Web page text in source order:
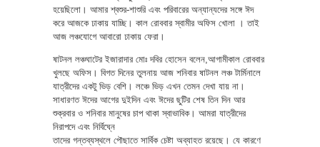
হয়েছিলো। আমার শ্বশুর-শাশুরি এবং পরিবারের অন্যান্যদের সঙ্গে ঈদ
করে আজকে ঢাকায় যাচ্ছি। কাল রোববার স্বামীর অফিস খোলা । তাই
আজ লঞ্চযোগে আবারো ঢাকায় ফেরা।
ষাটনল লঞ্চঘাটের ইজারাদার মোঃ দবির হোসেন বলেন,আগামীকাল রোববার
খুলছে অফিস। বিগত দিনের তুলনায় আজ শনিবার ষাটনল লঞ্চ টার্মিনালে
যাত্রীদের একটু ভিড় বেশি। লঞ্চে ভিড় এখন তেমন দেখা যায় না।
সাধারণত ঈদের আগের দুইদিন এবং ঈদের ছুটির শেষ তিন দিন আর
শুক্রবার ও শনিবার মানুষের চাপ থাকা স্বাভাবিক। আমরা যাত্রীদের
নিরাপদে এবং নির্বিঘ্নে
তাদের গন্তব্যস্থলে পৌছাতে সার্বিক চেষ্টা অব্যাহত রয়েছে। যে কারণে